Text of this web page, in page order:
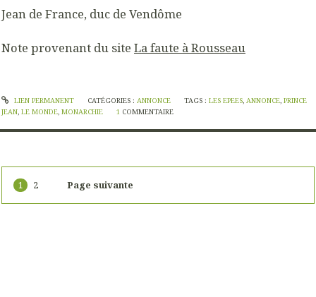
Jean de France, duc de Vendôme
Note provenant du site La faute à Rousseau
LIEN PERMANENT CATÉGORIES : ANNONCE TAGS :LES EPEES,ANNONCE,PRINCE
JEAN, LE MONDE, MONARCHIE 1 COMMENTAIRE
1 2 Page suivante